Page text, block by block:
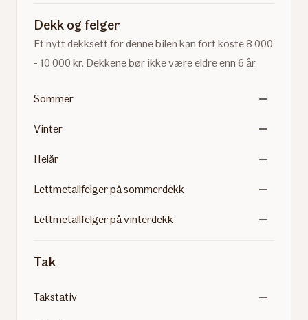
Dekk og felger
Et nytt dekksett for denne bilen kan fort koste 8 000
- 10 000 kr. Dekkene bør ikke være eldre enn 6 år.
Sommer
Vinter
Helår
Lettmetallfelger på sommerdekk
Lettmetallfelger på vinterdekk
Tak
Takstativ